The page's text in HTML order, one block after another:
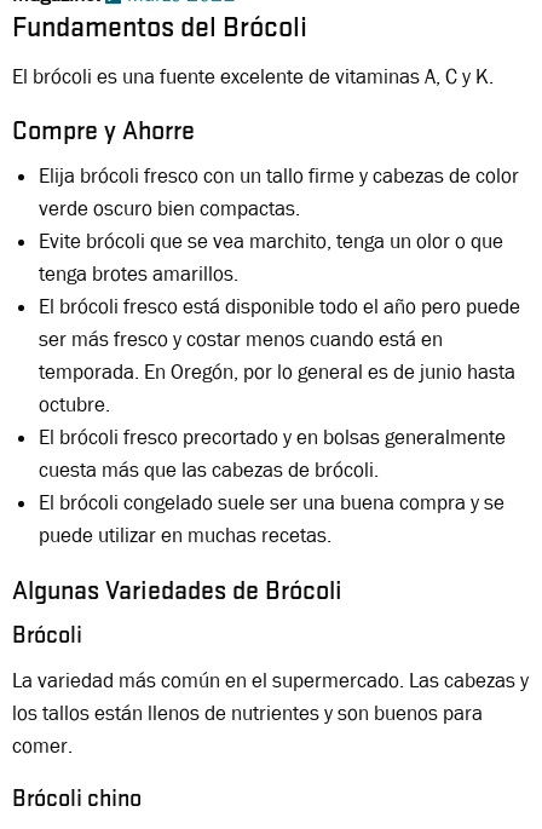
Fundamentos del Brócoli
El brócoli es una fuente excelente de vitaminas A, C y K.
Compre y Ahorre
Elija brócoli fresco con un tallo firme y cabezas de color
verde oscuro bien compactas.
Evite brócoli que se vea marchito, tenga un olor o que
tenga brotes amarillos.
El brócoli fresco está disponible todo el año pero puede
ser más fresco y costar menos cuando está en
temporada. En Oregón, por lo general es de junio hasta
octubre.
El brócoli fresco precortado y en bolsas generalmente
cuesta más que las cabezas de brócoli.
El brócoli congelado suele ser una buena compra y se
puede utilizar en muchas recetas.
Algunas Variedades de Brócoli
Brócoli
La variedad más común en el supermercado. Las cabezas y
los tallos están llenos de nutrientes y son buenos para
comer.
Brócoli chino